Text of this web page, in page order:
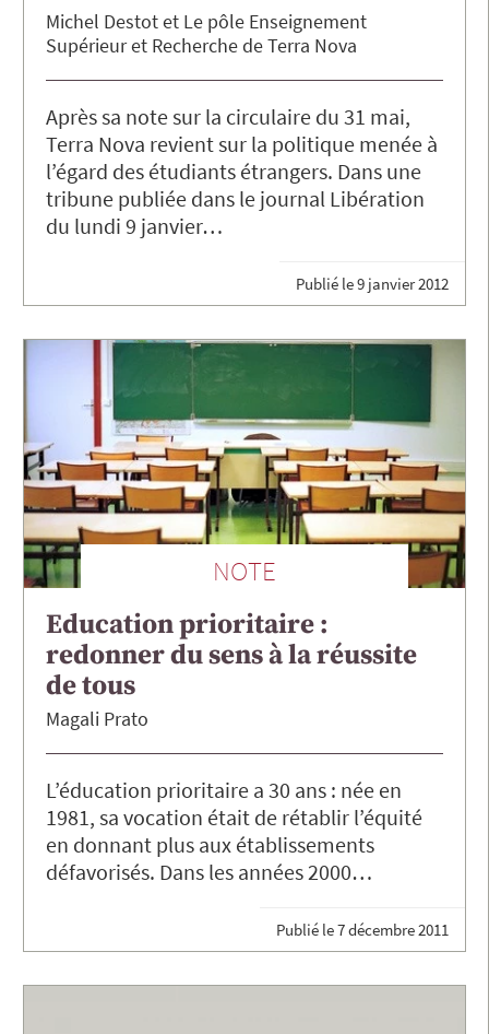
Michel Destot
Le pôle Enseignement
Supérieur et Recherche de Terra Nova
Après sa note sur la circulaire du 31 mai,
Terra Nova revient sur la politique menée à
l’égard des étudiants étrangers. Dans une
tribune publiée dans le journal Libération
du lundi 9 janvier…
Publié le9 janvier 2012
NOTE
Education prioritaire :
redonner du sens à la réussite
de tous
Magali Prato
L’éducation prioritaire a 30 ans : née en
1981, sa vocation était de rétablir l’équité
en donnant plus aux établissements
défavorisés. Dans les années 2000…
Publié le7 décembre 2011